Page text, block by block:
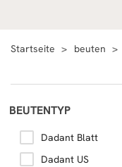
Startseite beuten
BEUTENTYP
Dadant Blatt
Dadant US